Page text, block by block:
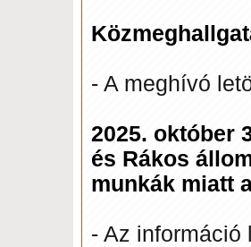
- A meghívó
2025. október
és Rákos
munkák miatt
- Az információ